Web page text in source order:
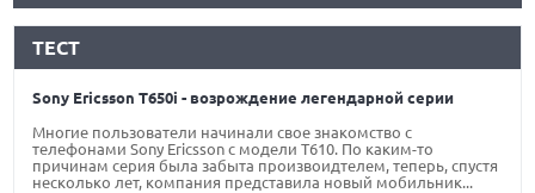
ТЕСТ
Sony Ericsson T650i - возрождение легендарной серии
Многие пользователи начинали свое знакомство с
телефонами Sony Ericsson c модели T610. По каким-то
причинам серия была забыта произвоидтелем, теперь, спустя
несколько лет, компания представила новый мобильник...